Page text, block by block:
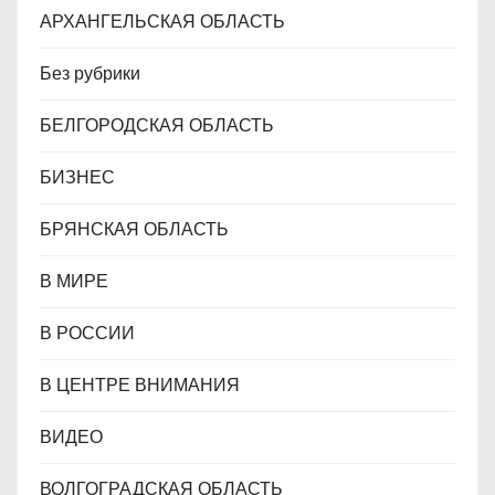
АРХАНГЕЛЬСКАЯ ОБЛАСТЬ
Без рубрики
БЕЛГОРОДСКАЯ ОБЛАСТЬ
БИЗНЕС
БРЯНСКАЯ ОБЛАСТЬ
В МИРЕ
В РОССИИ
В ЦЕНТРЕ ВНИМАНИЯ
ВИДЕО
ВОЛГОГРАДСКАЯ ОБЛАСТЬ